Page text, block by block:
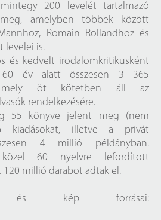
200 levelét tartalmazó
amelyben többek között
Romain Rollandhoz és
levelei is.
és kedvelt irodalomkritikusként
60 év alatt összesen 3 365
mely öt kötetben áll az
rendelkezésére.
55 könyve jelent meg (nem
kiadásokat, illetve a privát
4 millió példányban.
közel 60 nyelvre lefordított
millió darabot adtak el.
kép forrásai: